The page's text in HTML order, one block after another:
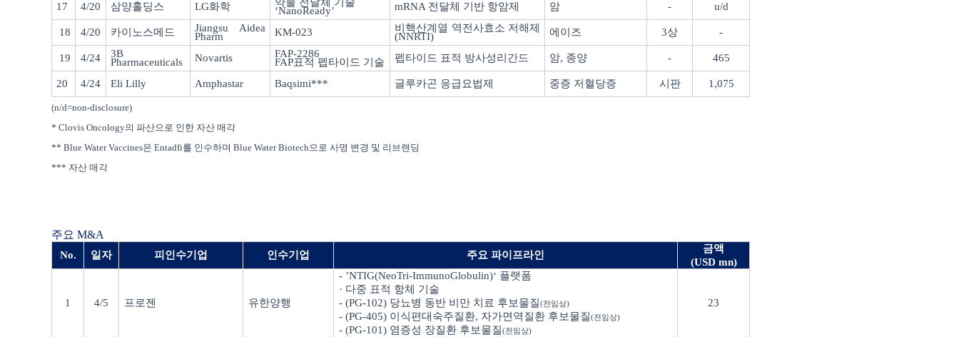
17 4/20 삼양홀딩스 LG화학 ‘NanoReady’ mRNA 전달체 기반 항암제 암 - u/d
18 4/20 카이노스메드 Jiangsu Aidea
Pharm KM-023 비핵산계열 역전사효소 저해제
(NNRTI) 에이즈 3상 -
19 4/24 3B
Pharmaceuticals Novartis FAP-2286
FAP표적 펩타이드 기술 펩타이드 표적 방사성리간드 암, 종양 - 465
20 4/24 Eli Lilly Amphastar Baqsimi*** 글루카곤 응급요법제 중증 저혈당증 시판 1,075
(n/d=non-disclosure)
* Clovis Oncology의 파산으로 인한 자산 매각
** Blue Water Vaccines은 Entadfi를 인수하며 Blue Water Biotech으로 사명 변경 및 리브랜딩
*** 자산 매각
주요 M&A
No. 일자 피인수기업 인수기업 주요 파이프라인
금액
(USD mn)
1 4/5 프로젠 유한양행
- ’NTIG(NeoTri-ImmunoGlobulin)‘ 플랫폼
· 다중 표적 항체 기술
- (PG-102) 당뇨병 동반 비만 치료 후보물질(전임상)
- (PG-405) 이식편대숙주질환, 자가면역질환 후보물질(전임상)
- (PG-101) 염증성 장질환 후보물질(전임상)
23